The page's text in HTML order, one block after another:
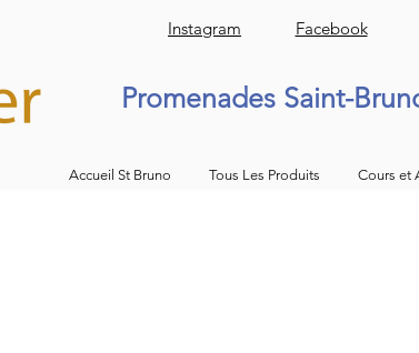
Instagram Facebook
Promenades Saint-
Accueil St Bruno Tous Les Produits Cours et